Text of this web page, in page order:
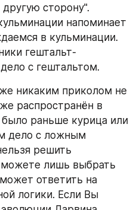
сторону".
напоминает
в кульминации.
гештальт-
с гештальтом.
никаким приколом не
распространён в
раньше курица или
дело с ложным
решить
лишь выбрать
ответить на
логики. Если Вы